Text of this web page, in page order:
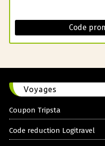
Code
Voyages
Coupon Tripsta
Code reduction Logitravel